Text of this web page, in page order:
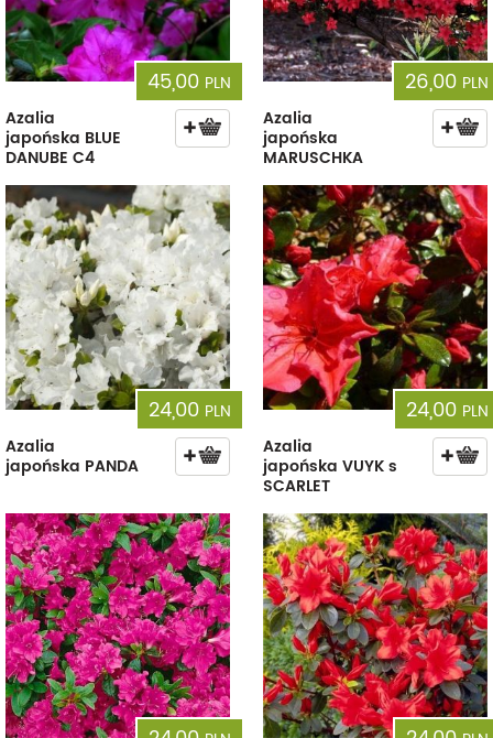
45,00 PLN
Azalia
japońska BLUE
DANUBE C4
26,00 PLN
Azalia
japońska
MARUSCHKA
24,00 PLN
Azalia
japońska PANDA
24,00 PLN
Azalia
japońska VUYK s
SCARLET